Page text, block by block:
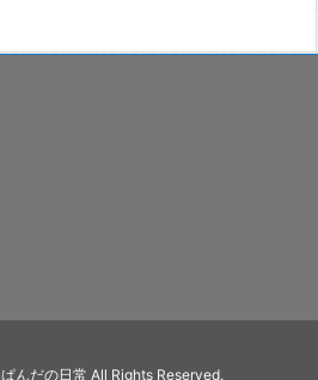
ぱんだの日常 All Rights Reserved.